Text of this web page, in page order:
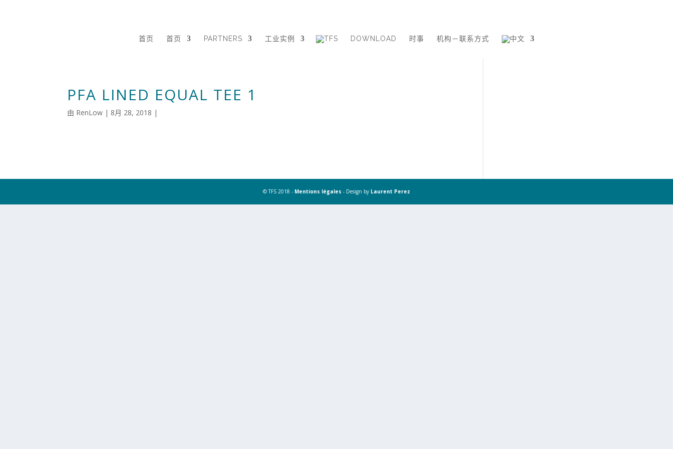
首页 首页 PARTNERS 工业实例 DOWNLOAD 时事 机构－联系方式
PFA LINED EQUAL TEE 1
由 RenLow | 8月 28, 2018 |
© TFS 2018 - Mentions légales - Design by Laurent Perez